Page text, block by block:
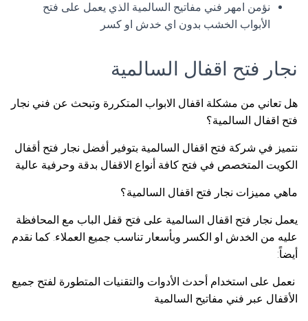
نؤمن امهر فني مفاتيح السالمية الذي يعمل على فتح
الأبواب الخشب بدون اي خدش او كسر
نجار فتح اقفال السالمية
هل تعاني من مشكلة اقفال الابواب المتكررة وتبحث عن فني نجار
فتح اقفال السالمية؟
نتميز في شركة فتح اقفال السالمية بتوفير أفضل نجار فتح أقفال
الكويت المتخصص في فتح كافة أنواع الاقفال بدقة وحرفية عالية
ماهي مميزات نجار فتح اقفال السالمية؟
يعمل نجار فتح اقفال السالمية على فتح قفل الباب مع المحافظة
عليه من الخدش او الكسر وبأسعار تناسب جميع العملاء. كما نقدم
أيضاً:
نعمل على استخدام أحدث الأدوات والتقنيات المتطورة لفتح جميع
الأقفال عبر فني مفاتيح السالمية